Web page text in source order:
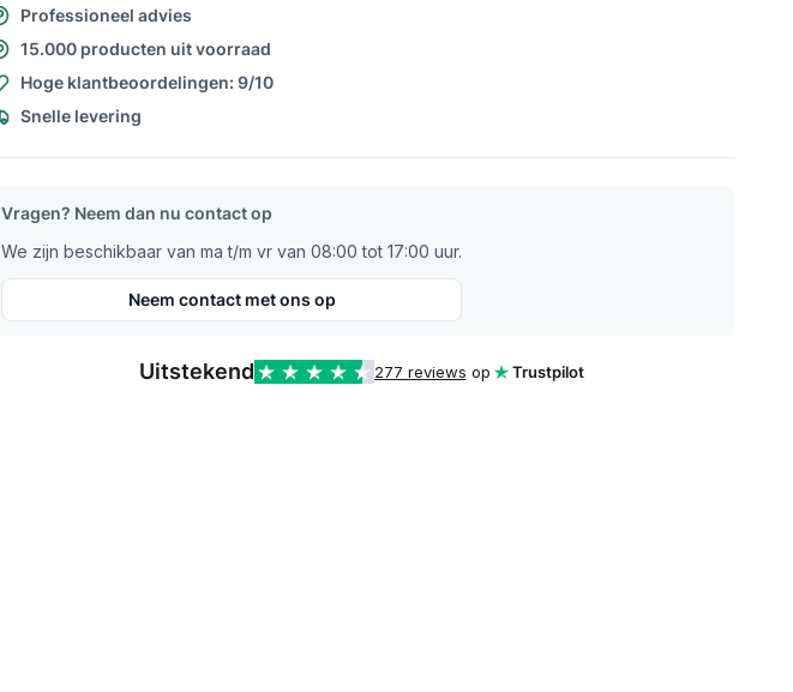
Professioneel advies
15.000 producten uit voorraad
Hoge klantbeoordelingen: 9/10
Snelle levering
Vragen? Neem dan nu contact op
We zijn beschikbaar van ma t/m vr van 08:00 tot 17:00 uur.
Neem contact met ons op
Uitstekend 277 reviews op Trustpilot